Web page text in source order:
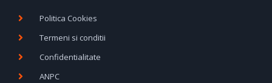
Politica Cookies
Termeni si conditii
Confidentialitate
ANPC